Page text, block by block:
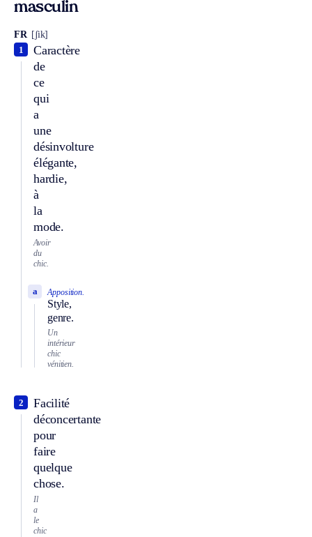
masculin
FR [ʃik]
Caractère
de
ce
qui
a
une
désinvolture
élégante,
hardie,
à
la
mode.
1
Avoir
du
chic.
Apposition.
Style,
genre.
a
Un
intérieur
chic
vénitien.
Facilité
déconcertante
pour
faire
quelque
chose.
2
Il
a
le
chic